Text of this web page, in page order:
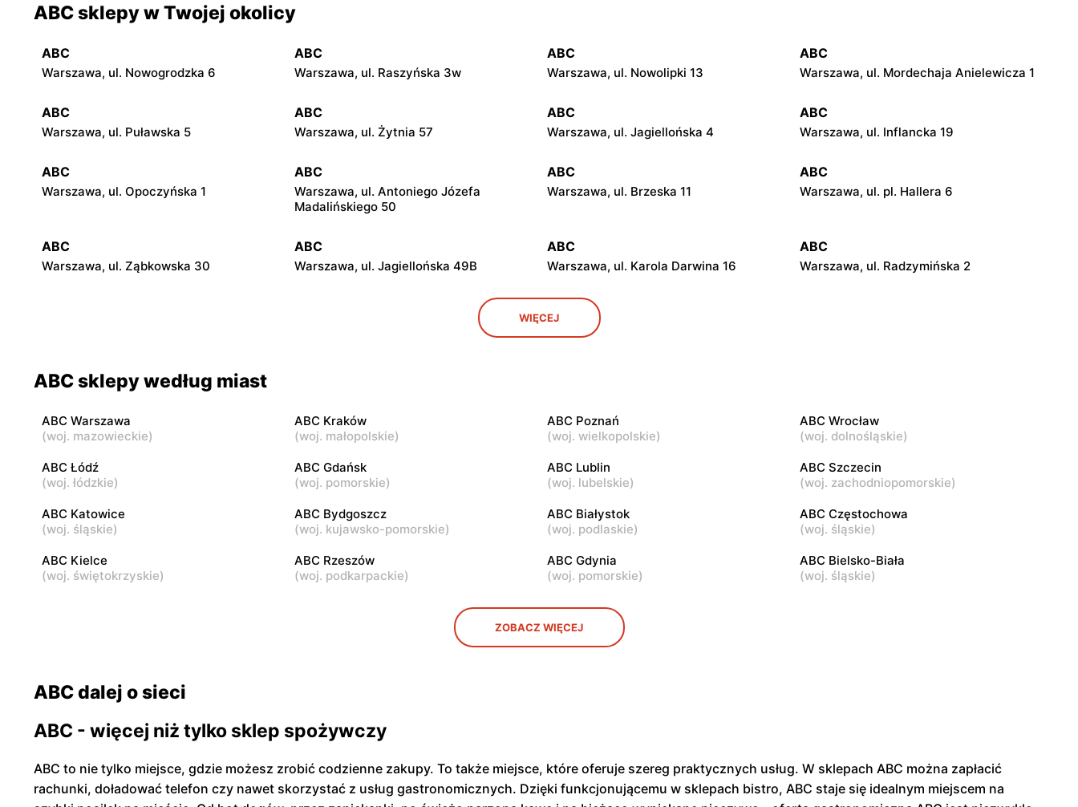
ABC sklepy w Twojej okolicy
ABC
Warszawa, ul. Nowogrodzka 6
ABC
Warszawa, ul. Raszyńska 3w
ABC
Warszawa, ul. Nowolipki 13
ABC
Warszawa, ul. Mordechaja Anielewicza 1
ABC
Warszawa, ul. Puławska 5
ABC
Warszawa, ul. Żytnia 57
ABC
Warszawa, ul. Jagiellońska 4
ABC
Warszawa, ul. Inflancka 19
ABC
Warszawa, ul. Opoczyńska 1
ABC
Warszawa, ul. Antoniego Józefa
Madalińskiego 50
ABC
Warszawa, ul. Brzeska 11
ABC
Warszawa, ul. pl. Hallera 6
ABC
Warszawa, ul. Ząbkowska 30
ABC
Warszawa, ul. Jagiellońska 49B
ABC
Warszawa, ul. Karola Darwina 16
ABC
Warszawa, ul. Radzymińska 2
Warszawa, ul. Grochowska 321
Warszawa, ul. Kowieńska 20
ABC
Warszawa, ul. Staniewicka 24
ABC
Warszawa, ul. Ludwika Kickiego 12
ABC
Warszawa, ul. Grenadierów 2
ABC
Warszawa, ul. Jana Kochanowskiego 39
ABC ABC ABC ABC
WIĘCEJ
ABC sklepy według miast
ABC Warszawa
(woj. mazowieckie)
ABC Kraków
(woj. małopolskie)
ABC Poznań
(woj. wielkopolskie)
ABC Wrocław
(woj. dolnośląskie)
ABC Łódź
(woj. łódzkie)
ABC Gdańsk
(woj. pomorskie)
ABC Lublin
(woj. lubelskie)
ABC Szczecin
(woj. zachodniopomorskie)
ABC Katowice
(woj. śląskie)
ABC Bydgoszcz
(woj. kujawsko-pomorskie)
ABC Białystok
(woj. podlaskie)
ABC Częstochowa
(woj. śląskie)
ABC Kielce
(woj. świętokrzyskie)
ABC Rzeszów
(woj. podkarpackie)
ABC Gdynia
(woj. pomorskie)
ABC Bielsko-Biała
(woj. śląskie)
ZOBACZ WIĘCEJ
ABC dalej o sieci
ABC - więcej niż tylko sklep spożywczy
ABC to nie tylko miejsce, gdzie możesz zrobić codzienne zakupy. To także miejsce, które oferuje szereg praktycznych usług. W sklepach ABC można zapłacić
rachunki, doładować telefon czy nawet skorzystać z usług gastronomicznych. Dzięki funkcjonującemu w sklepach bistro, ABC staje się idealnym miejscem na